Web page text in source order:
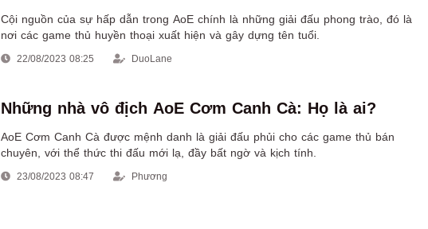
Cội nguồn của sự hấp dẫn trong AoE chính là những giải đấu phong trào, đó là
nơi các game thủ huyền thoại xuất hiện và gây dựng tên tuổi.
22/08/2023 08:25 DuoLane
Những nhà vô địch AoE Cơm Canh Cà: Họ là ai?
AoE Cơm Canh Cà được mệnh danh là giải đấu phủi cho các game thủ bán
chuyên, với thể thức thi đấu mới lạ, đầy bất ngờ và kịch tính.
23/08/2023 08:47 Phương